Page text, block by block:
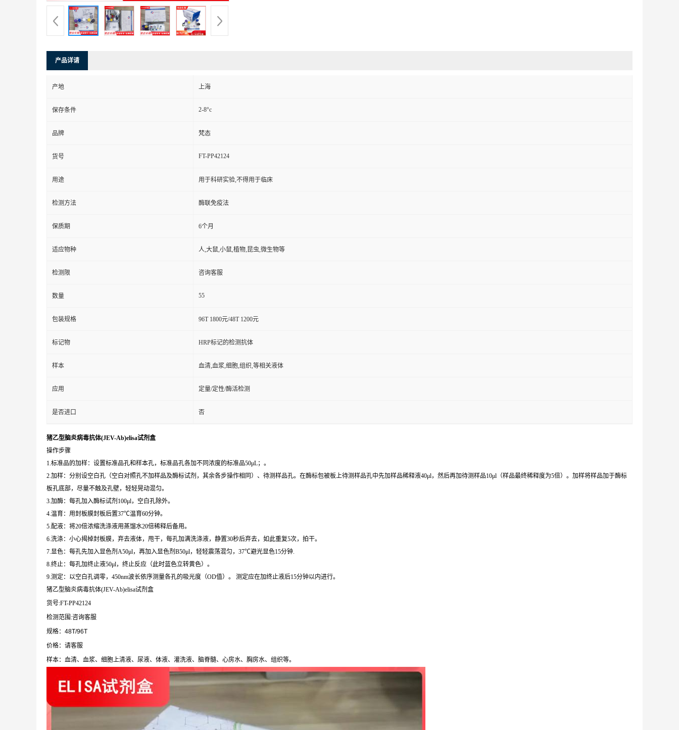
产品详请
产地 上海
保存条件 2-8°c
品牌 梵态
货号 FT-PP42124
用途 用于科研实验,不得用于临床
检测方法 酶联免疫法
保质期 6个月
适应物种 人,大鼠,小鼠,植物,昆虫,微生物等
检测限 咨询客服
数量 55
包装规格 96T 1800元/48T 1200元
标记物 HRP标记的检测抗体
样本 血清,血浆,细胞,组织,等相关液体
应用 定量/定性/酶活检测
是否进口 否
猪乙型脑炎病毒抗体(JEV-Ab)elisa试剂盒
操作步骤
1.标准品的加样：设置标准品孔和样本孔，标准品孔各加不同浓度的标准品50μL；。
2.加样：分别设空白孔（空白对照孔不加样品及酶标试剂，其余各步操作相同）、待测样品孔。在酶标包被板上待测样品孔中先加样品稀释液40μl，然后再加待测样品10μl（样品最终稀释度为5倍）。加样将样品加于酶标
板孔底部，尽量不触及孔壁，轻轻晃动混匀。
3.加酶：每孔加入酶标试剂100μl，空白孔除外。
4.温育：用封板膜封板后置37℃温育60分钟。
5.配液：将20倍浓缩洗涤液用蒸馏水20倍稀释后备用。
6.洗涤：小心揭掉封板膜，弃去液体，甩干，每孔加满洗涤液，静置30秒后弃去，如此重复5次，拍干。
7.显色：每孔先加入显色剂A50μl，再加入显色剂B50μl，轻轻震荡混匀，37℃避光显色15分钟.
8.终止：每孔加终止液50μl，终止反应（此时蓝色立转黄色）。
9.测定：以空白孔调零，450nm波长依序测量各孔的吸光度（OD值）。 测定应在加终止液后15分钟以内进行。
猪乙型脑炎病毒抗体(JEV-Ab)elisa试剂盒
货号:FT-PP42124
检测范围:咨询客服
规格：48T/96T
价格：请客服
样本：血清、血浆、细胞上清液、尿液、体液、灌洗液、脑脊髓、心房水、胸房水、组织等。